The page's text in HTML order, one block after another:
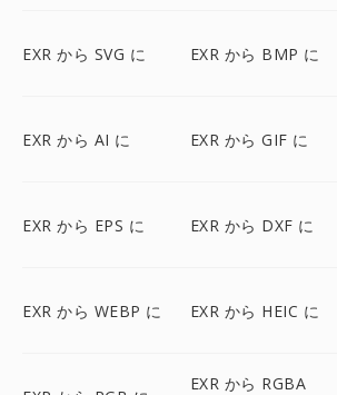
EXR から SVG に EXR から BMP に
EXR から AI に EXR から GIF に
EXR から EPS に EXR から DXF に
EXR から WEBP に EXR から HEIC に
EXR から RGBA